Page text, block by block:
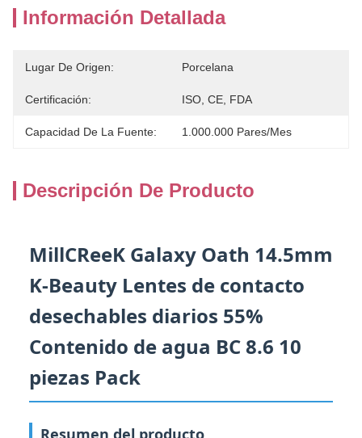
Información Detallada
Lugar De Origen: Porcelana
Certificación: ISO, CE, FDA
Capacidad De La Fuente: 1.000.000 Pares/mes
Descripción De Producto
MillCReeK Galaxy Oath 14.5mm
K-Beauty Lentes de contacto
desechables diarios 55%
Contenido de agua BC 8.6 10
piezas Pack
Resumen del producto